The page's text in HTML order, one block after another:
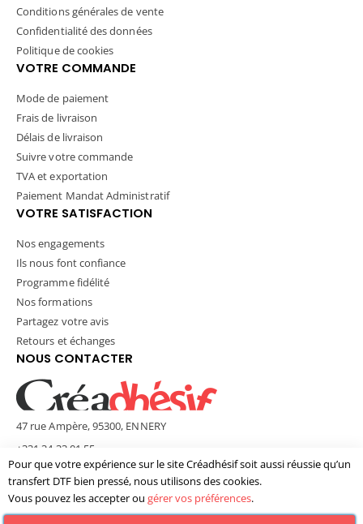
Conditions générales de vente
Confidentialité des données
Politique de cookies
VOTRE COMMANDE
Mode de paiement
Frais de livraison
Délais de livraison
Suivre votre commande
TVA et exportation
Paiement Mandat Administratif
VOTRE SATISFACTION
Nos engagements
Ils nous font confiance
Programme fidélité
Nos formations
Partagez votre avis
Retours et échanges
NOUS CONTACTER
47 rue Ampère, 95300, ENNERY
+331 34 33 01 55
contact@creadhesif.com
Lun - Ven / 9h30 - 12h00 & 14h00 - 17h00
Pour que votre expérience sur le site Créadhésif soit aussi réussie qu’un
transfert DTF bien pressé, nous utilisons des cookies.
Vous pouvez les accepter ou gérer vos préférences.